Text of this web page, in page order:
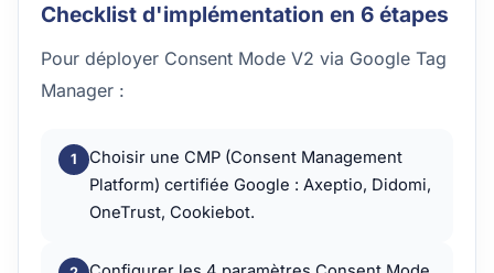
Checklist d'implémentation en 6 étapes
Pour déployer Consent Mode V2 via Google Tag
Manager :
Choisir une CMP (Consent Management
Platform) certifiée Google : Axeptio, Didomi,
OneTrust, Cookiebot.